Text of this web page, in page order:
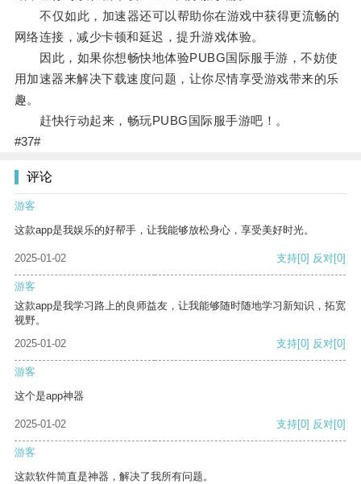
不仅如此，加速器还可以帮助你在游戏中获得更流畅的
网络连接，减少卡顿和延迟，提升游戏体验。
因此，如果你想畅快地体验PUBG国际服手游，不妨使
用加速器来解决下载速度问题，让你尽情享受游戏带来的乐
趣。
赶快行动起来，畅玩PUBG国际服手游吧！。
#37#
评论
游客
这款app是我娱乐的好帮手，让我能够放松身心，享受美好时光。
2025-01-02 支持[0] 反对[0]
游客
这款app是我学习路上的良师益友，让我能够随时随地学习新知识，拓宽
视野。
2025-01-02
支持[0] 反对[0]
游客
这个是app神器
2025-01-02 支持[0] 反对[0]
游客
这款软件简直是神器，解决了我所有问题。